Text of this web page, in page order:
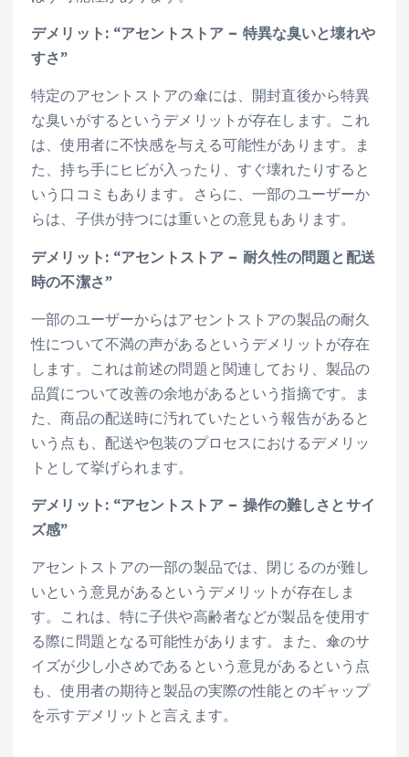
デメリット: “アセントストア – 特異な臭いと壊れや
すさ”
特定のアセントストアの傘には、開封直後から特異
な臭いがするというデメリットが存在します。これ
は、使用者に不快感を与える可能性があります。ま
た、持ち手にヒビが入ったり、すぐ壊れたりすると
いう口コミもあります。さらに、一部のユーザーか
らは、子供が持つには重いとの意見もあります。
デメリット: “アセントストア – 耐久性の問題と配送
時の不潔さ”
一部のユーザーからはアセントストアの製品の耐久
性について不満の声があるというデメリットが存在
します。これは前述の問題と関連しており、製品の
品質について改善の余地があるという指摘です。ま
た、商品の配送時に汚れていたという報告があると
いう点も、配送や包装のプロセスにおけるデメリッ
トとして挙げられます。
デメリット: “アセントストア – 操作の難しさとサイ
ズ感”
アセントストアの一部の製品では、閉じるのが難し
いという意見があるというデメリットが存在しま
す。これは、特に子供や高齢者などが製品を使用す
る際に問題となる可能性があります。また、傘のサ
イズが少し小さめであるという意見があるという点
も、使用者の期待と製品の実際の性能とのギャップ
を示すデメリットと言えます。